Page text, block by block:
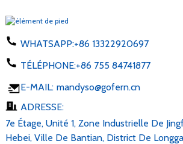
WHATSAPP:+86 13322920697
TÉLÉPHONE:+86 755 84741877
E-MAIL: mandyso@gofern.cn
ADRESSE:
7e Étage, Unité 1, Zone Industrielle De
Hebei, Ville De Bantian, District De